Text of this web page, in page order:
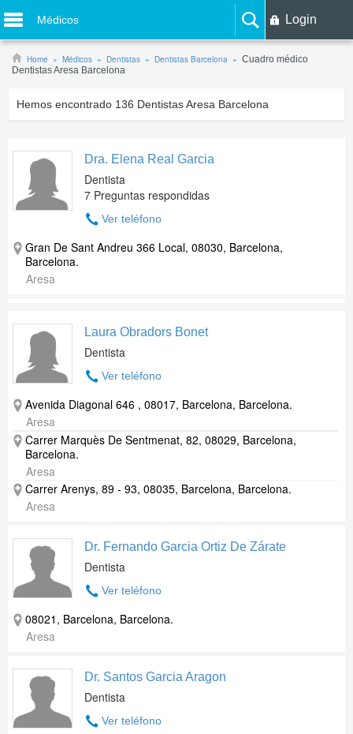
Médicos Login
Home Médicos Dentistas Dentistas Barcelona
Cuadro médico
Dentistas Aresa Barcelona
Hemos encontrado 136 Dentistas Aresa Barcelona
Dra. Elena Real Garcia
Dentista
7 Preguntas respondidas
Ver teléfono
Gran De Sant Andreu 366 Local, 08030, Barcelona,
Barcelona.
Aresa
Laura Obradors Bonet
Dentista
Ver teléfono
Avenida Diagonal 646 , 08017, Barcelona, Barcelona.
Aresa
Carrer Marquès De Sentmenat, 82, 08029, Barcelona,
Barcelona.
Aresa
Carrer Arenys, 89 - 93, 08035, Barcelona, Barcelona.
Aresa
Dr. Fernando Garcia Ortiz De Zárate
Dentista
Ver teléfono
08021, Barcelona, Barcelona.
Aresa
Dr. Santos Garcia Aragon
Dentista
Ver teléfono